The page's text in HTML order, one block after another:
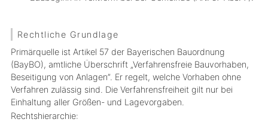
Rechtliche Grundlage
Primärquelle ist Artikel 57 der Bayerischen Bauordnung
(BayBO), amtliche Überschrift „Verfahrensfreie Bauvorhaben,
Beseitigung von Anlagen”. Er regelt, welche Vorhaben ohne
Verfahren zulässig sind. Die Verfahrensfreiheit gilt nur bei
Einhaltung aller Größen- und Lagevorgaben.
Rechtshierarchie: